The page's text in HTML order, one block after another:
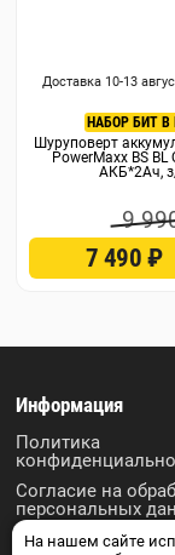
Доставка 10-13
НАБОР БИТ
Шуруповерт
PowerMaxx BS
АКБ*2Ач,
9
7 490 ₽
Информация
Политика
Согласие на
персональных
На нашем сайте